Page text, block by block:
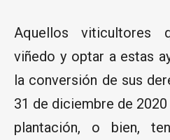
Aquellos viticultores
viñedo y optar a estas
la conversión de sus
31 de diciembre de
plantación, o bien,